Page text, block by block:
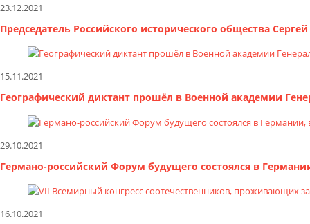
23.12.2021
Председатель Российского исторического общества
15.11.2021
Географический диктант прошёл в Военной академии
29.10.2021
Германо-российский Форум будущего состоялся в
16.10.2021